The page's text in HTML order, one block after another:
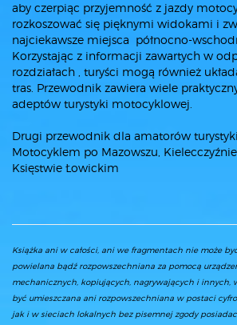
aby czerpiąc przyjemność z jazdy
rozkoszować się pięknymi widokami i
najciekawsze miejsca północno-
Korzystając z informacji zawartych w
rozdziałach , turyści mogą również
tras. Przewodnik zawiera wiele
adeptów turystyki motocyklowej.
Drugi przewodnik dla amatorów
Motocyklem po Mazowszu,
Księstwie Łowickim
Książka ani w całości, ani we fragmentach nie może
powielana bądź rozpowszechniana za pomocą
mechanicznych, kopiujących, nagrywających i innych,
być umieszczana ani rozpowszechniana w postaci
jak i w sieciach lokalnych bez pisemnej zgody